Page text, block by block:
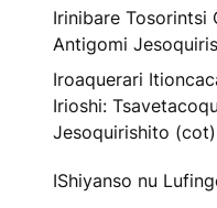
Irinibare Tosorintsi
Antigomi
Iroaquerari
Irioshi:
Jesoquirishito (cot)
IShiyanso nu